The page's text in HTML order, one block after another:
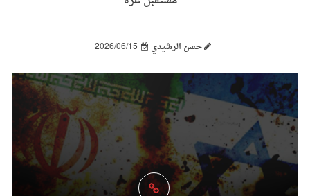
حسن الرشيدي 2026/06/15